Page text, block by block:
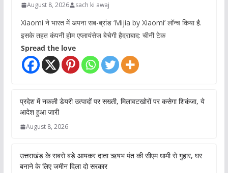
August 8, 2026 sach ki awaj
Xiaomi ने भारत में अपना सब-ब्रांड ‘Mijia by Xiaomi’ लॉन्च किया है.
इसके तहत कंपनी होम एप्लायंसेज बेचेगी हैदराबाद: चीनी टेक
Spread the love
प्रदेश में नकली डेयरी उत्पादों पर सख्ती, मिलावटखोरों पर कसेगा शिकंजा, ये
आदेश हुआ जारी
August 8, 2026
उत्तराखंड के सबसे बड़े आयकर दाता ऋषभ पंत की सीएम धामी से गुहार, घर
बनाने के लिए जमीन दिला दो सरकार